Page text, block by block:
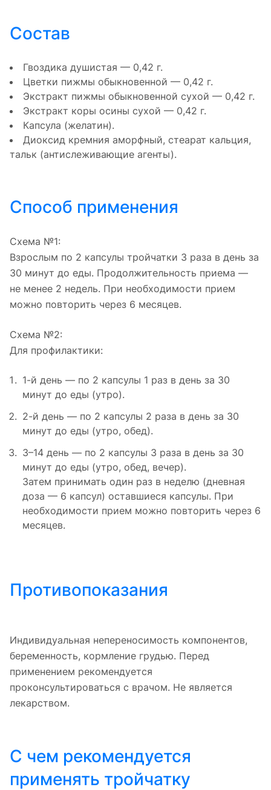
Состав
Гвоздика душистая — 0,42 г.
Цветки пижмы обыкновенной — 0,42 г.
Экстракт пижмы обыкновенной сухой — 0,42 г.
Экстракт коры осины сухой — 0,42 г.
Капсула (желатин).
Диоксид кремния аморфный, стеарат кальция,
тальк (антислеживающие агенты).
Способ применения
Схема №1:
Взрослым по 2 капсулы тройчатки 3 раза в день за
30 минут до еды. Продолжительность приема —
не менее 2 недель. При необходимости прием
можно повторить через 6 месяцев.
Схема №2:
Для профилактики:
1-й день — по 2 капсулы 1 раз в день за 30
минут до еды (утро).
2-й день — по 2 капсулы 2 раза в день за 30
минут до еды (утро, обед).
3–14 день — по 2 капсулы 3 раза в день за 30
минут до еды (утро, обед, вечер).
Затем принимать один раз в неделю (дневная
доза — 6 капсул) оставшиеся капсулы. При
необходимости прием можно повторить через 6
месяцев.
Противопоказания
Индивидуальная непереносимость компонентов,
беременность, кормление грудью. Перед
применением рекомендуется
проконсультироваться с врачом. Не является
лекарством.
С чем рекомендуется
применять тройчатку